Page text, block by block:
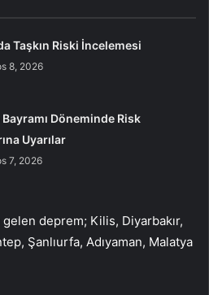
Taşkın Riski İncelemesi
8, 2026
Döneminde Risk
Uyarılar
7, 2026
gelen deprem; Kilis, Diyarbakır,
Şanlıurfa, Adıyaman, Malatya